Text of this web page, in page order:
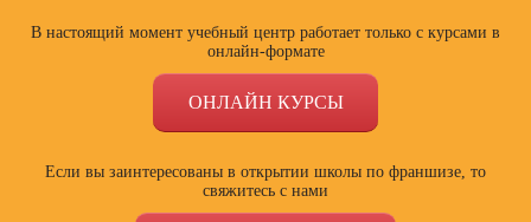
В настоящий момент учебный центр работает только с курсами в
онлайн-формате
ОНЛАЙН КУРСЫ
Если вы заинтересованы в открытии школы по франшизе, то
свяжитесь с нами